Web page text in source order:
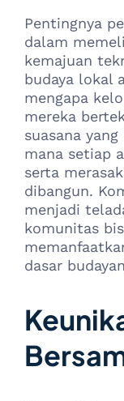
Pentingnya
dalam
kemajuan
budaya lokal
mengapa
mereka
suasana
mana setiap
serta
dibangun.
menjadi
komunitas
dasar